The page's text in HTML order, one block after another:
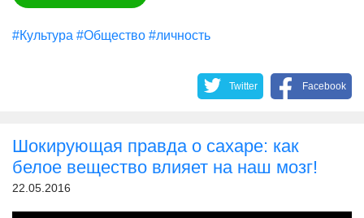
#Культура #Общество #личность
Twitter Facebook
Шокирующая правда о сахаре: как
белое вещество влияет на наш мозг!
22.05.2016